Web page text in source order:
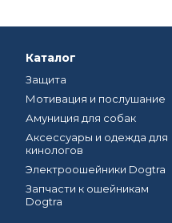
Каталог
Защита
Мотивация и послушание
Амуниция для собак
Аксессуары и одежда для
кинологов
Электроошейники Dogtra
Запчасти к ошейникам
Dogtra